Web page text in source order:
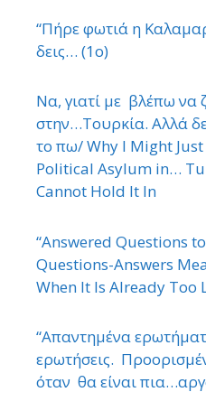
“Πήρε φωτιά η
δεις… (1ο)
Να, γιατί με βλέπω να
στην…Τουρκία. Αλλά
το πω/ Why I Might
Political Asylum in…
Cannot Hold It In
“Answered Questions
Questions-Answers
When It Is Already Too
“Απαντημένα
ερωτήσεις.
όταν θα είναι